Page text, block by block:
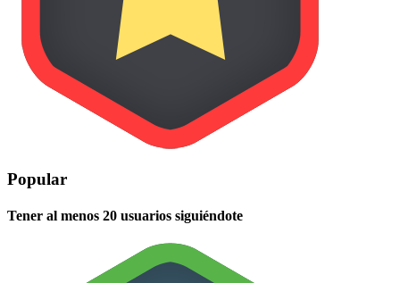
Popular
Tener al menos 20 usuarios siguiéndote